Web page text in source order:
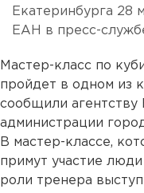
Екатеринбурга 28
ЕАН в пресс-
Мастер-класс по
пройдет в одном из
сообщили
администрации
В мастер-классе,
примут участие
роли тренера